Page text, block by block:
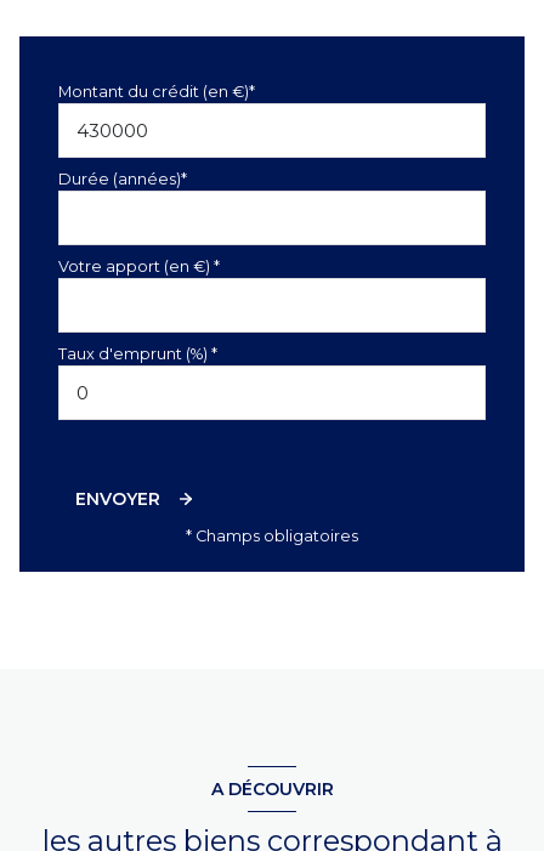
Montant du crédit (en €)*
Durée (années)*
Votre apport (en €) *
Taux d'emprunt (%) *
ENVOYER
* Champs obligatoires
A DÉCOUVRIR
les autres biens correspondant à